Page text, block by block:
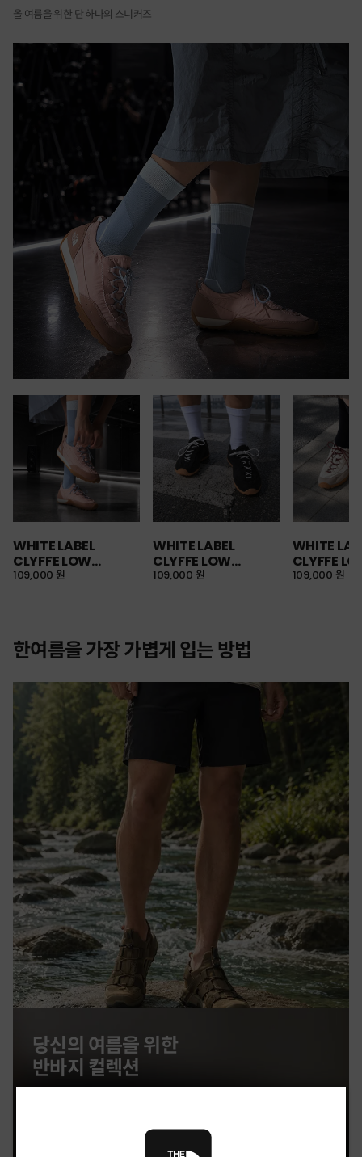
올 여름을 위한 단 하나의 스니커즈
WHITE LABEL
CLYFFE LOW
SNEAKERS
109,000 원
WHITE LABEL
CLYFFE LOW
SNEAKERS
109,000 원
WHITE
CLYFFE
SNEAKERS
109,000 원
한여름을 가장 가볍게 입는 방법
당신의 여름을 위한
반바지 컬렉션
M BASIN SHORT - 7"
59,400 원